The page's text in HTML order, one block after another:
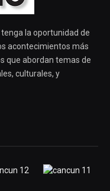
la oportunidad de
acontecimientos más
que abordan temas de
culturales, y